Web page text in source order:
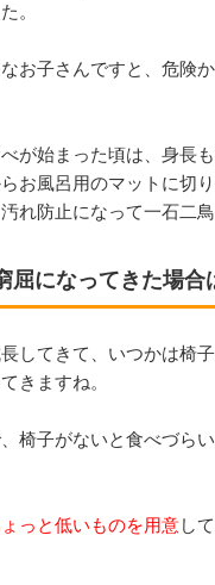
。
お子さんですと、危険
が始まった頃は、身長
お風呂用のマットに切
れ防止になって一石二鳥
屈になってきた場合
してきて、いつかは椅
きますね。
椅子がないと食べづら
っと低いものを用意し